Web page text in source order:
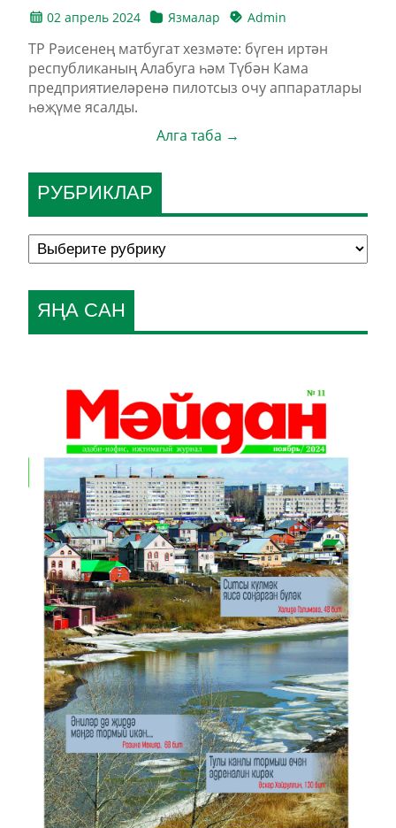
02 апрель 2024 Язмалар Admin
ТР Рәисенең матбугат хезмәте: бүген иртән
республиканың Алабуга һәм Түбән Кама
предприятиеләренә пилотсыз очу аппаратлары
һөҗүме ясалды.
Алга таба →
РУБРИКЛАР
ЯҢА САН